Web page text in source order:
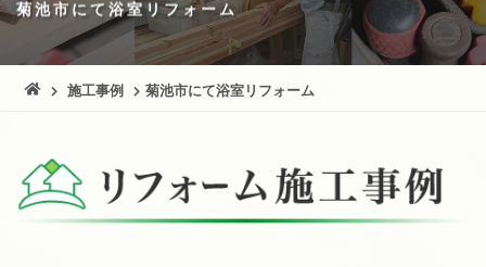
菊池市にて浴室リフォーム
施工事例 菊池市にて浴室リフォーム